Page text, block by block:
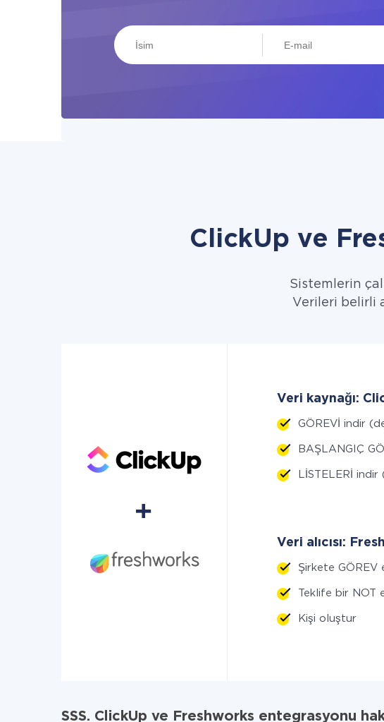
ClickUp ve
Sistemlerin
Verileri belirli
Veri kaynağı:
GÖREVİ indir
BAŞLANGIÇ
LİSTELERİ indir
Veri alıcısı:
Şirkete GÖREV
Teklife bir NOT
Kişi oluştur
SSS. ClickUp ve Freshworks entegrasyonu